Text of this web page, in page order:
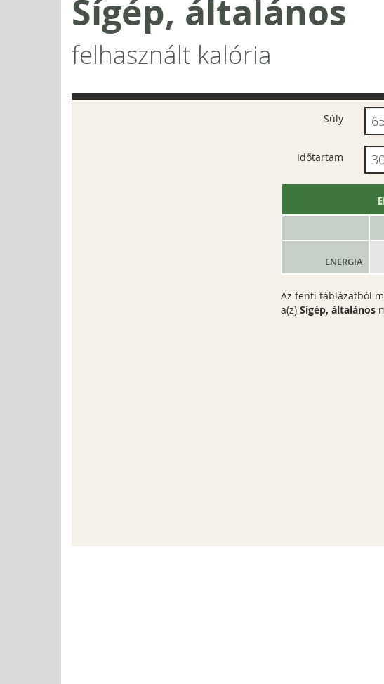
Sígép, általános
felhasznált kalória
Súly
Időtartam
ENERGIA
Az fenti táblázatból
a(z) Sígép, általános